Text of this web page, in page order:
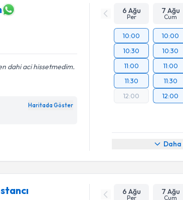
dahi aci hissetmedim.
Haritada Göster
6 Ağu
Per
7 Ağu
Cum
10:00
10:30
11:00
11:30
12:00
10:00
10:30
11:00
11:30
12:00
6 Ağu
Per
7 Ağu
Cum